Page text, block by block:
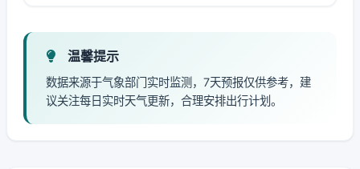
温馨提示
数据来源于气象部门实时监测，7天预报仅供参考，建
议关注每日实时天气更新，合理安排出行计划。